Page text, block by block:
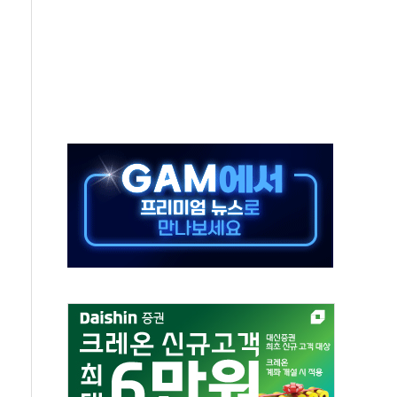
양광주↑ VS 트레이드데스크·웬디스↓
지 찾겠다"
완화 전환점"
급 확대·속도전 총력"